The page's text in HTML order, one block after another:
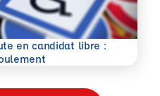
en candidat libre :